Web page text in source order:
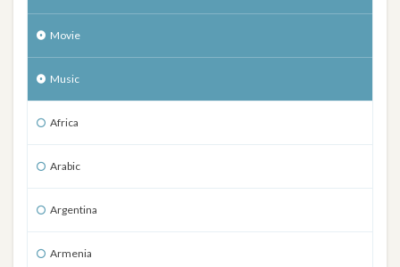
Movie
Music
Africa
Arabic
Argentina
Armenia